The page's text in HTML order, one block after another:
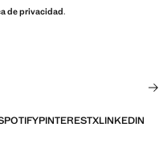
de privacidad.
PINTERESTXLINKEDIN